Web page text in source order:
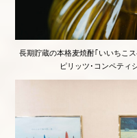
長期貯蔵の本格麦焼酎｢いいちこ
ピリッツ･コンペティ